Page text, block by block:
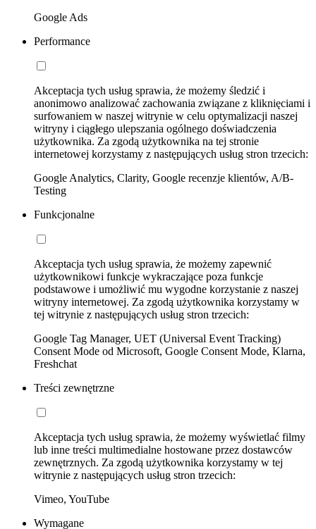
Google Ads
Performance
Akceptacja tych usług sprawia, że możemy śledzić i
anonimowo analizować zachowania związane z kliknięciami i
surfowaniem w naszej witrynie w celu optymalizacji naszej
witryny i ciągłego ulepszania ogólnego doświadczenia
użytkownika. Za zgodą użytkownika na tej stronie
internetowej korzystamy z następujących usług stron trzecich:
Google Analytics, Clarity, Google recenzje klientów, A/B-
Testing
Funkcjonalne
Akceptacja tych usług sprawia, że możemy zapewnić
użytkownikowi funkcje wykraczające poza funkcje
podstawowe i umożliwić mu wygodne korzystanie z naszej
witryny internetowej. Za zgodą użytkownika korzystamy w
tej witrynie z następujących usług stron trzecich:
Google Tag Manager, UET (Universal Event Tracking)
Consent Mode od Microsoft, Google Consent Mode, Klarna,
Freshchat
Treści zewnętrzne
Akceptacja tych usług sprawia, że możemy wyświetlać filmy
lub inne treści multimedialne hostowane przez dostawców
zewnętrznych. Za zgodą użytkownika korzystamy w tej
witrynie z następujących usług stron trzecich:
Vimeo, YouTube
Wymagane